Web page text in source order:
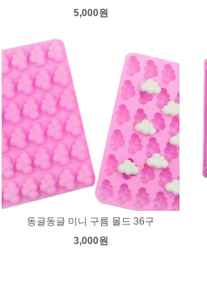
5,000원
동글동글 미니 구름 몰드 36구
3,000원